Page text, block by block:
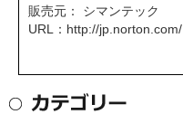
販売元： シマンテック
URL： http://jp.norton.com/